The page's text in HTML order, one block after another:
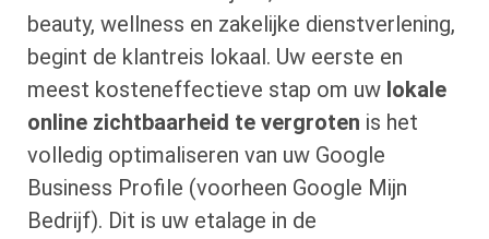
beauty, wellness en zakelijke dienstverlening,
begint de klantreis lokaal. Uw eerste en
meest kosteneffectieve stap om uw lokale
online zichtbaarheid te vergroten is het
volledig optimaliseren van uw Google
Business Profile (voorheen Google Mijn
Bedrijf). Dit is uw etalage in de